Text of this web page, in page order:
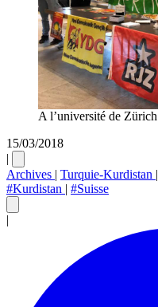
A l’université de Zürich
15/03/2018
|
Archives | Turquie-Kurdistan |
#Kurdistan | #Suisse
|